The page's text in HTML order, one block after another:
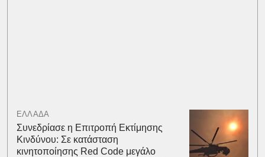
ΕΛΛΑΔΑ
Συνεδρίασε η Επιτροπή Εκτίμησης
Κινδύνου: Σε κατάσταση
κινητοποίησης Red Code μεγάλο